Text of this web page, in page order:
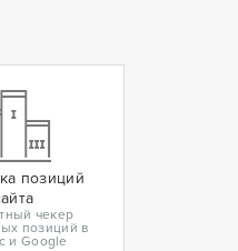
позиций
чекер
позиций в
и Google